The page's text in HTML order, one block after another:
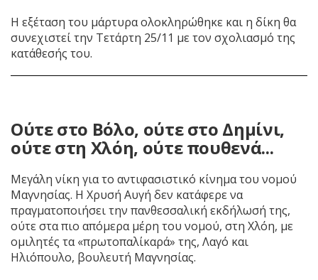
Η εξέταση του μάρτυρα ολοκληρώθηκε και η δίκη θα
συνεχιστεί την Τετάρτη 25/11 με τον σχολιασμό της
κατάθεσής του.
Ούτε στο Βόλο, ούτε στο Δημίνι,
ούτε στη Χλόη, ούτε πουθενά...
Μεγάλη νίκη για το αντιφασιστικό κίνημα του νομού
Μαγνησίας. H Χρυσή Αυγή δεν κατάφερε να
πραγματοποιήσει την πανθεσσαλική εκδήλωσή της,
ούτε στα πιο απόμερα μέρη του νομού, στη Χλόη, με
ομιλητές τα «πρωτοπαλίκαρά» της, Λαγό και
Ηλιόπουλο, βουλευτή Μαγνησίας.